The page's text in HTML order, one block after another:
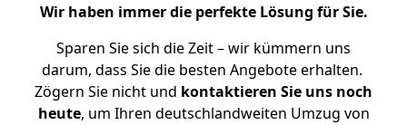
Wir haben immer die perfekte Lösung für Sie.
Sparen Sie sich die Zeit – wir kümmern uns
darum, dass Sie die besten Angebote erhalten.
Zögern Sie nicht und kontaktieren Sie uns noch
heute, um Ihren deutschlandweiten Umzug von